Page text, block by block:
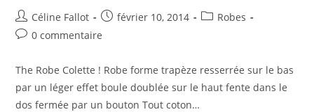
Céline Fallot février 10, 2014
Robes
0 commentaire
The Robe Colette ! Robe forme trapèze resserrée sur le bas
par un léger effet boule doublée sur le haut fente dans le
dos fermée par un bouton Tout coton…